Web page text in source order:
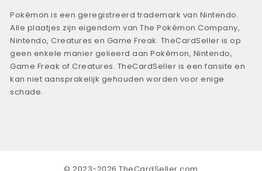
Pokémon is een geregistreerd trademark van Nintendo.
Alle plaatjes zijn eigendom van The Pokémon Company,
Nintendo, Creatures en Game Freak. TheCardSeller is op
geen enkele manier gelieerd aan Pokémon, Nintendo,
Game Freak of Creatures. TheCardSeller is een fansite en
kan niet aansprakelijk gehouden worden voor enige
schade.
© 2023-2026 TheCardSeller.com